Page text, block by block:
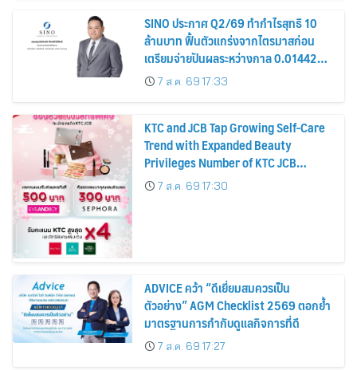
SINO ประกาศ Q2/69 ทำกำไรสุทธิ 10
ล้านบาท ฟื้นตัวแกร่งจากไตรมาสก่อน
เตรียมจ่ายปันผลระหว่างกาล 0.014423
บาทต่อหุ้น ครึ่งปีหลังมุ่งเติบโตต่อเนื่อง
7 ส.ค. 69 17:33
KTC and JCB Tap Growing Self-Care
Trend with Expanded Beauty
Privileges Number of KTC JCB
Cardmembers Spending on
Cosmetics Rises 26%
7 ส.ค. 69 17:30
ADVICE คว้า “ดีเยี่ยมสมควรเป็น
ตัวอย่าง” AGM Checklist 2569 ตอกย้ำ
มาตรฐานการกำกับดูแลกิจการที่ดี
7 ส.ค. 69 17:27